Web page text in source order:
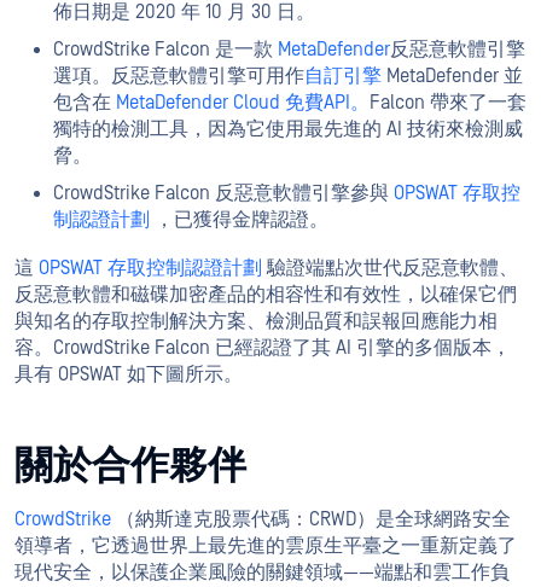
佈日期是 2020 年 10 月 30 日。
CrowdStrike Falcon 是一款 MetaDefender反惡意軟體引擎
選項。反惡意軟體引擎可用作自訂引擎 MetaDefender 並
包含在 MetaDefender Cloud 免費API。
Falcon 帶來了一套
獨特的檢測工具，因為它使用最先進的 AI 技術來檢測威
脅。
CrowdStrike Falcon 反惡意軟體引擎參與 OPSWAT 存取控
制認證計劃
，已獲得金牌認證。
這 OPSWAT 存取控制認證計劃 驗證端點次世代反惡意軟體、
反惡意軟體和磁碟加密產品的相容性和有效性，以確保它們
與知名的存取控制解決方案、檢測品質和誤報回應能力相
容。CrowdStrike Falcon 已經認證了其 AI 引擎的多個版本，
具有 OPSWAT 如下圖所示。
關於合作夥伴
CrowdStrike （納斯達克股票代碼：CRWD）是全球網路安全
領導者，它透過世界上最先進的雲原生平臺之一重新定義了
現代安全，以保護企業風險的關鍵領域——端點和雲工作負